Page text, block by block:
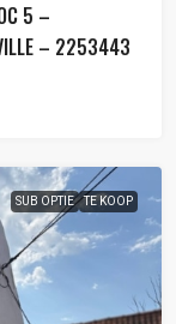
5 –
VILLE – 2253443
SUB OPTIE TE KOOP